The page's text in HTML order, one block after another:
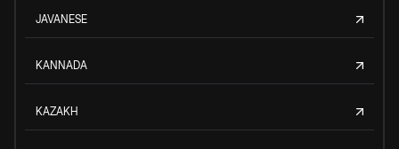
JAVANESE
KANNADA
KAZAKH